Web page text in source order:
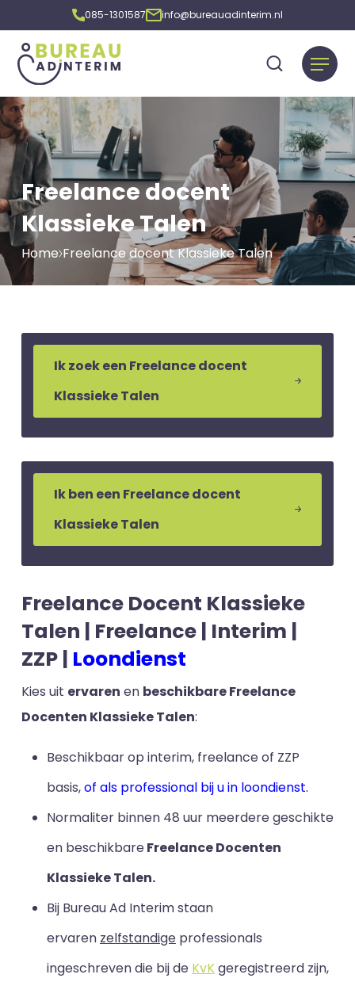
085-1301587 info@bureauadinterim.nl
Freelance docent
Klassieke Talen
Home Freelance docent Klassieke Talen
Ik zoek een Freelance docent
Klassieke Talen
Ik ben een Freelance docent
Klassieke Talen
Freelance Docent Klassieke
Talen | Freelance | Interim |
ZZP | Loondienst
Kies uit ervaren en beschikbare Freelance
Docenten Klassieke Talen:
Beschikbaar op interim, freelance of ZZP
basis,of als professional bij u in loondienst.
Normaliter binnen 48 uur meerdere geschikte
en beschikbareFreelance Docenten
Klassieke Talen.
Bij Bureau Ad Interim staan
ervaren zelfstandige professionals
ingeschreven die bij de KvKgeregistreerd zijn,